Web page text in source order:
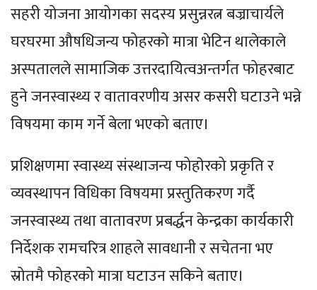
सहरी योजना आयोगका सदस्य प्रसुन्नरत्न बज्राचार्यले
घरघरमा औषधिजन्य फोहरको मात्रा भेटिन थालेकाले
अस्पतालले सामाजिक उत्तरदायित्वअन्तर्गत फोहरबाट
हुने जनस्वास्थ्य र वातावरणीय असर कसरी घटाउने भन्ने
विषयमा काम गर्ने बेला भएको बताए।
प्रशिक्षणमा स्वास्थ्य संस्थाजन्य फोहाेरको प्रकृति र
व्यवस्थापन विधिका विषयमा प्रस्तुतिकरण गर्दै
जनस्वास्थ्य तथा वातावरण प्रबर्द्धन केन्द्रका कार्यकारी
निर्देशक रामचरित्र शाहले सावधानी र सचेतना भए
स्रोतमै फोहरको मात्रा घटाउन सकिने बताए।